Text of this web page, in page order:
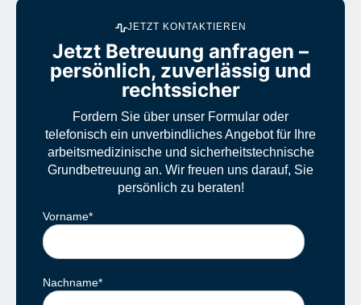
JETZT KONTAKTIEREN
Jetzt Betreuung anfragen –
persönlich, zuverlässig und
rechtssicher
Fordern Sie über unser Formular oder
telefonisch ein unverbindliches Angebot für Ihre
arbeitsmedizinische und sicherheitstechnische
Grundbetreuung an. Wir freuen uns darauf, Sie
persönlich zu beraten!
Vorname*
Nachname*